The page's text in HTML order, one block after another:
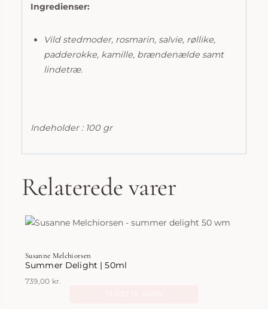
Ingredienser:
Vild stedmoder, rosmarin, salvie, røllike,
padderokke, kamille, brændenælde samt
lindetræ.
Indeholder : 100 gr
Relaterede varer
Susanne Melchiorsen
Summer Delight | 50ml
739,00 kr.